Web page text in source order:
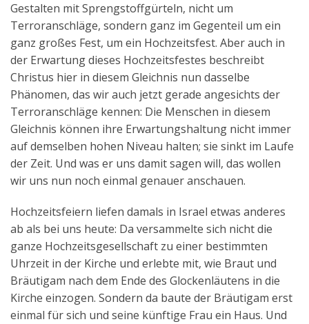
Gestalten mit Sprengstoffgürteln, nicht um
Terroranschläge, sondern ganz im Gegenteil um ein
ganz großes Fest, um ein Hochzeitsfest. Aber auch in
der Erwartung dieses Hochzeitsfestes beschreibt
Christus hier in diesem Gleichnis nun dasselbe
Phänomen, das wir auch jetzt gerade angesichts der
Terroranschläge kennen: Die Menschen in diesem
Gleichnis können ihre Erwartungshaltung nicht immer
auf demselben hohen Niveau halten; sie sinkt im Laufe
der Zeit. Und was er uns damit sagen will, das wollen
wir uns nun noch einmal genauer anschauen.
Hochzeitsfeiern liefen damals in Israel etwas anderes
ab als bei uns heute: Da versammelte sich nicht die
ganze Hochzeitsgesellschaft zu einer bestimmten
Uhrzeit in der Kirche und erlebte mit, wie Braut und
Bräutigam nach dem Ende des Glockenläutens in die
Kirche einzogen. Sondern da baute der Bräutigam erst
einmal für sich und seine künftige Frau ein Haus. Und